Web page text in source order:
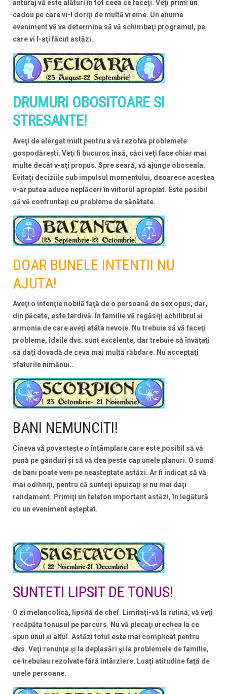
anturaj vă este alături în tot ceea ce faceţi. Veţi primi un
cadou pe care vi-l doriţi de multă vreme. Un anume
eveniment vă va determina să vă schimbaţi programul, pe
care vi l-aţi făcut astăzi.
DRUMURI OBOSITOARE SI
STRESANTE!
Aveţi de alergat mult pentru a vă rezolva problemele
gospodăreşti. Veţi fi bucuros însă, căci veţi face chiar mai
multe decât v-aţi propus. Spre seară, vă ajunge oboseala.
Evitaţi deciziile sub impulsul momentului, deoarece acestea
v-ar putea aduce neplăceri în viitorul apropiat. Este posibil
să vă confruntaţi cu probleme de sănătate.
DOAR BUNELE INTENTII NU
AJUTA!
Aveţi o intenţie nobilă faţă de o persoană de sex opus, dar,
din păcate, este tardivă. În familie vă regăsiţi echilibrul şi
armonia de care aveţi atâta nevoie. Nu trebuie să vă faceţi
probleme, ideile dvs. sunt excelente, dar trebuie să învăţaţi
să daţi dovadă de ceva mai multă răbdare. Nu acceptaţi
sfaturile nimănui..
BANI NEMUNCITI!
Cineva vă povesteşte o întâmplare care este posibil să vă
pună pe gânduri şi să vă dea peste cap unele planuri. O sumă
de bani poate veni pe neaşteptate astăzi. Ar fi indicat să vă
mai odihniţi, pentru că sunteţi epuizaţi şi nu mai daţi
randament. Primiţi un telefon important astăzi, în legătură
cu un eveniment aşteptat.
SUNTETI LIPSIT DE TONUS!
O zi melancolică, lipsită de chef. Limitaţi-vă la rutină, vă veţi
recăpăta tonusul pe parcurs. Nu vă plecaţi urechea la ce
spun unul şi altul. Astăzi totul este mai complicat pentru
dvs. Veţi renunţa şi la deplasări şi la problemele de familie,
ce trebuiau rezolvate fără întârziere. Luaţi atitudine faţă de
unele persoane.